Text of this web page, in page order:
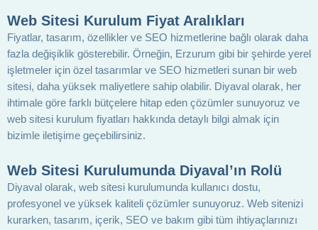
Web Sitesi Kurulum Fiyat Aralıkları
Fiyatlar, tasarım, özellikler ve SEO hizmetlerine bağlı olarak daha
fazla değişiklik gösterebilir. Örneğin, Erzurum gibi bir şehirde yerel
işletmeler için özel tasarımlar ve SEO hizmetleri sunan bir web
sitesi, daha yüksek maliyetlere sahip olabilir. Diyaval olarak, her
ihtimale göre farklı bütçelere hitap eden çözümler sunuyoruz ve
web sitesi kurulum fiyatları hakkında detaylı bilgi almak için
bizimle iletişime geçebilirsiniz.
Web Sitesi Kurulumunda Diyaval’ın Rolü
Diyaval olarak, web sitesi kurulumunda kullanıcı dostu,
profesyonel ve yüksek kaliteli çözümler sunuyoruz. Web sitenizi
kurarken, tasarım, içerik, SEO ve bakım gibi tüm ihtiyaçlarınızı